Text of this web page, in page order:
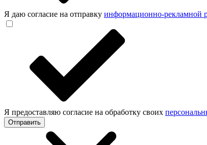
Я даю согласие на отправку информационно-рекламной
Я предоставляю согласие на обработку своих
Отправить